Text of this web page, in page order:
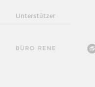
Unterstützer